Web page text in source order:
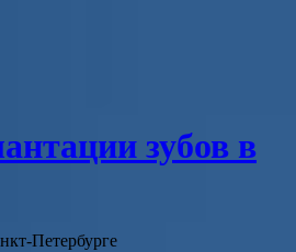
зубов в
Петербурге